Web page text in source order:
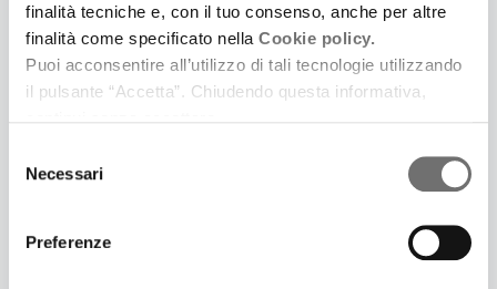
finalità tecniche e, con il tuo consenso, anche per altre
finalità come specificato nella Cookie policy.
Puoi acconsentire all’utilizzo di tali tecnologie utilizzando
il pulsante “Accetta”. Chiudendo questa informativa,
delNecessari
Preferenze
LONTANO DA CINECITTÀ. UNA SERIE PODCAST IN
CINQUE PUNTATE IDEATA E SCRITTA DA
Prima puntata: Il giardino dei Finzi Contini